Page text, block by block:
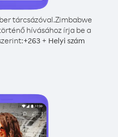
tárcsázóval.Zimbabwe
hívásához írja be a
+263+ Helyi szám